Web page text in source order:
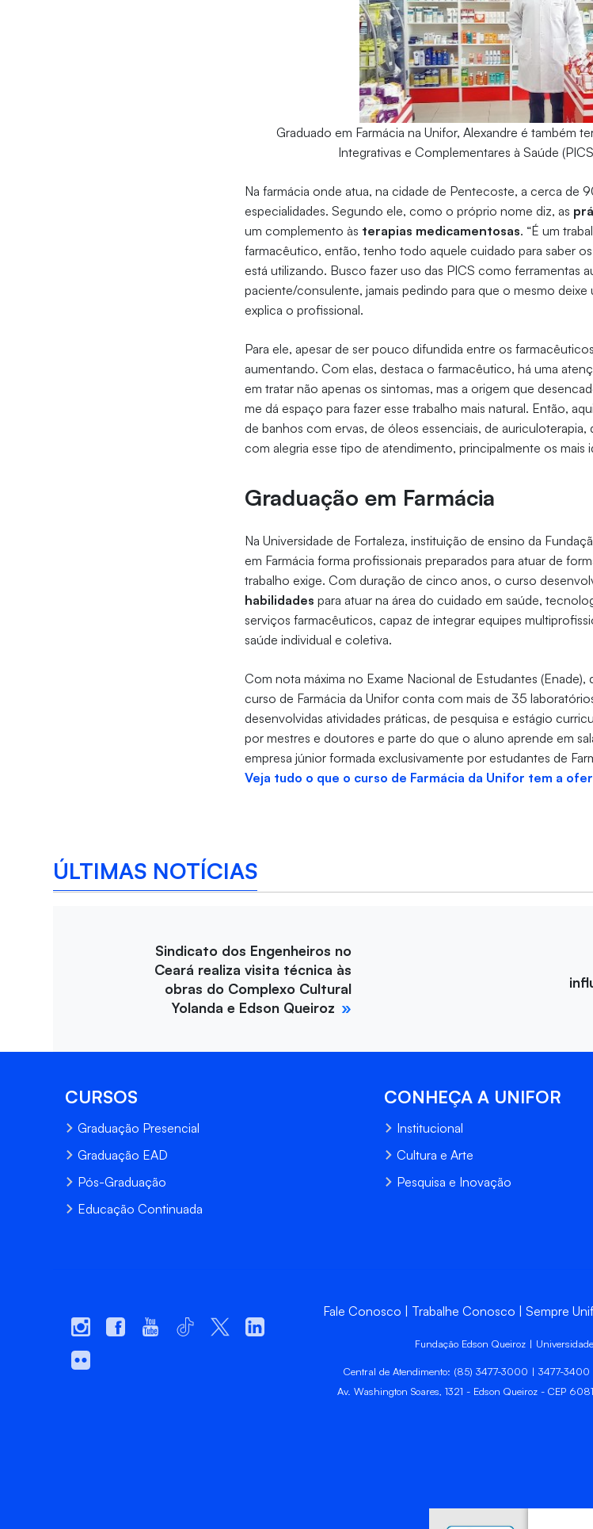
Graduado em Farmácia na Unifor, Alexandre é também
Integrativas e Complementares à Saúde
Na farmácia onde atua, na cidade de Pentecoste, a cerca de
especialidades. Segundo ele, como o próprio nome diz, as
um complemento às terapias medicamentosas. “É um
farmacêutico, então, tenho todo aquele cuidado para saber
está utilizando. Busco fazer uso das PICS como ferramentas
paciente/consulente, jamais pedindo para que o mesmo deixe
explica o profissional.
Para ele, apesar de ser pouco difundida entre os
aumentando. Com elas, destaca o farmacêutico, há uma
em tratar não apenas os sintomas, mas a origem que
me dá espaço para fazer esse trabalho mais natural. Então,
de banhos com ervas, de óleos essenciais, de
com alegria esse tipo de atendimento, principalmente os mais
Graduação em Farmácia
Na Universidade de Fortaleza, instituição de ensino da
em Farmácia forma profissionais preparados para atuar de
trabalho exige. Com duração de cinco anos, o curso
habilidades para atuar na área do cuidado em saúde,
serviços farmacêuticos, capaz de integrar equipes
saúde individual e coletiva.
Com nota máxima no Exame Nacional de Estudantes
curso de Farmácia da Unifor conta com mais de 35
desenvolvidas atividades práticas, de pesquisa e estágio
por mestres e doutores e parte do que o aluno aprende em
empresa júnior formada exclusivamente por estudantes de
Veja tudo o que o curso de Farmácia da Unifor tem a
ÚLTIMAS NOTÍCIAS
Sindicato dos Engenheiros no
Ceará realiza visita técnica às
obras do Complexo Cultural
Yolanda e Edson Queiroz
CURSOS
Graduação Presencial
Graduação EAD
Pós-Graduação
Educação Continuada
CONHEÇA A UNIFOR
Institucional
Cultura e Arte
Pesquisa e Inovação
Fale Conosco Trabalhe Conosco Sempre
Fundação Edson Queiroz |
Central de Atendimento: (85) 3477-3000 | 3477-
Av. Washington Soares, 1321 - Edson Queiroz - CEP